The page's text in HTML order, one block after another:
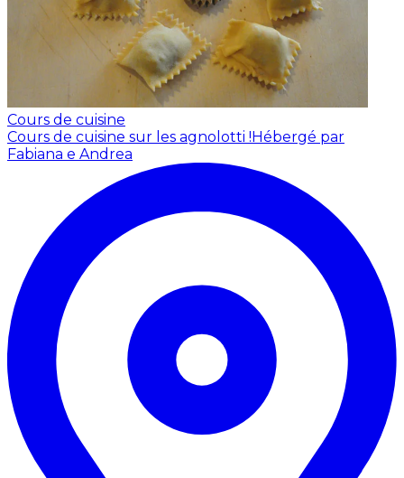
Cours de cuisine
Cours de cuisine sur les agnolotti !Hébergé par
Fabiana e Andrea